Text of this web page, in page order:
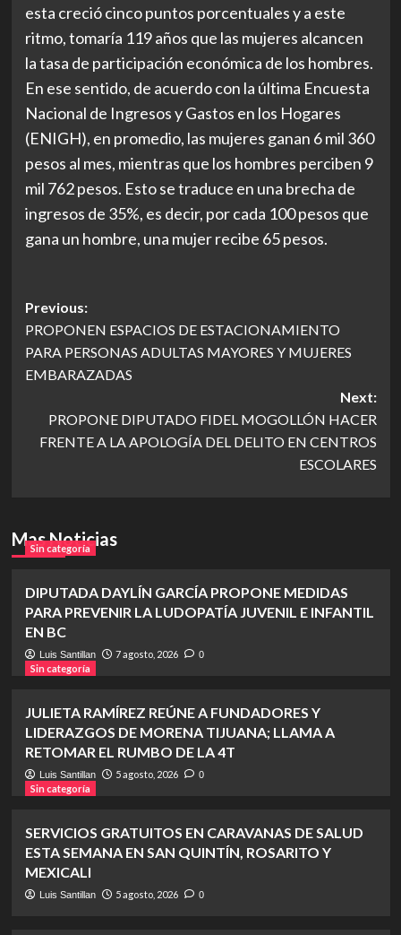
esta creció cinco puntos porcentuales y a este
ritmo, tomaría 119 años que las mujeres alcancen
la tasa de participación económica de los hombres.
En ese sentido, de acuerdo con la última Encuesta
Nacional de Ingresos y Gastos en los Hogares
(ENIGH), en promedio, las mujeres ganan 6 mil 360
pesos al mes, mientras que los hombres perciben 9
mil 762 pesos. Esto se traduce en una brecha de
ingresos de 35%, es decir, por cada 100 pesos que
gana un hombre, una mujer recibe 65 pesos.
Post
navigation
Previous:
PROPONEN ESPACIOS DE ESTACIONAMIENTO
PARA PERSONAS ADULTAS MAYORES Y MUJERES
EMBARAZADAS
Next:
PROPONE DIPUTADO FIDEL MOGOLLÓN HACER
FRENTE A LA APOLOGÍA DEL DELITO EN CENTROS
ESCOLARES
Mas Noticias
Sin categoría
DIPUTADA DAYLÍN GARCÍA PROPONE MEDIDAS
PARA PREVENIR LA LUDOPATÍA JUVENIL E INFANTIL
EN BC
Luis Santillan 7 agosto, 2026 0
Sin categoría
JULIETA RAMÍREZ REÚNE A FUNDADORES Y
LIDERAZGOS DE MORENA TIJUANA; LLAMA A
RETOMAR EL RUMBO DE LA 4T
Luis Santillan 5 agosto, 2026 0
Sin categoría
SERVICIOS GRATUITOS EN CARAVANAS DE SALUD
ESTA SEMANA EN SAN QUINTÍN, ROSARITO Y
MEXICALI
Luis Santillan 5 agosto, 2026 0